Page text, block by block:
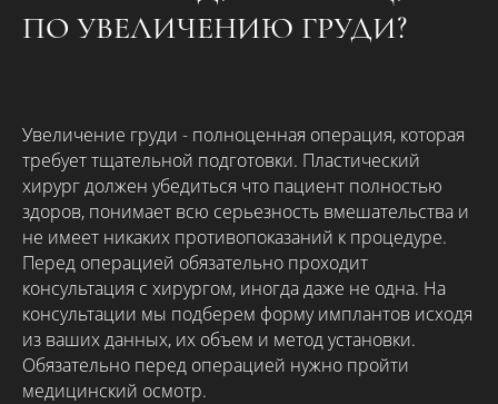
ПО УВЕЛИЧЕНИЮ ГРУДИ?
Увеличение груди - полноценная операция, которая
требует тщательной подготовки. Пластический
хирург должен убедиться что пациент полностью
здоров, понимает всю серьезность вмешательства и
не имеет никаких противопоказаний к процедуре.
Перед операцией обязательно проходит
консультация с хирургом, иногда даже не одна. На
консультации мы подберем форму имплантов исходя
из ваших данных, их объем и метод установки.
Обязательно перед операцией нужно пройти
медицинский осмотр.